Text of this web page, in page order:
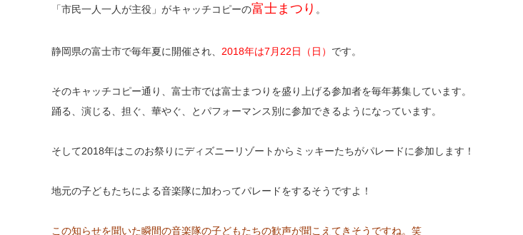
「市民一人一人が主役」がキャッチコピーの富士まつり 。
静岡県の富士市で毎年夏に開催され、 2018年は7月22日（日） です。
そのキャッチコピー通り、富士市では富士まつりを盛り上げる参加者を毎年募集しています。
踊る、演じる、担ぐ、華やぐ、とパフォーマンス別に参加できるようになっています。
そして2018年はこのお祭りにディズニーリゾートからミッキーたちがパレードに参加します！
地元の子どもたちによる音楽隊に加わってパレードをするそうですよ！
この知らせを聞いた瞬間の音楽隊の子どもたちの歓声が聞こえてきそうですね。笑